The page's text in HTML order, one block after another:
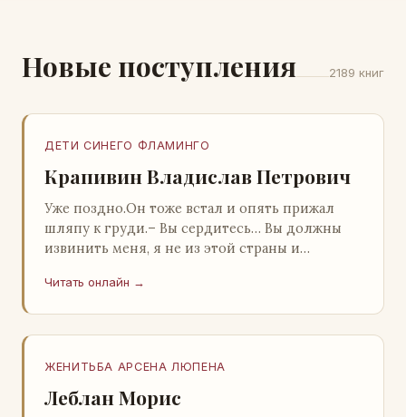
Новые поступления 2189 книг
ДЕТИ СИНЕГО ФЛАМИНГО
Крапивин Владислав Петрович
Уже поздно.Он тоже встал и опять прижал
шляпу к груди.– Вы сердитесь… Вы должны
извинить меня, я не из этой страны и
прошу: выс…
Читать онлайн →
ЖЕНИТЬБА АРСЕНА ЛЮПЕНА
Леблан Морис